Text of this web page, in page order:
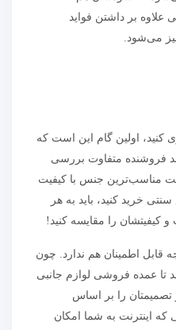
علاوه بر داشتن فواید
می‌شود.
کنید، اولین گام این است که
فروشنده متفاوت بررسی
مناسب‌ترین جنس با کیفیت
خرید کنید، باید به هر
کیفیتشان را مقایسه کنید!
قابل اطمینان هم ندارد. چون
تا عمده‌ فروشی لوازم جانبی
تصمیمتان را بر اساس
که اینترنت به شما امکان